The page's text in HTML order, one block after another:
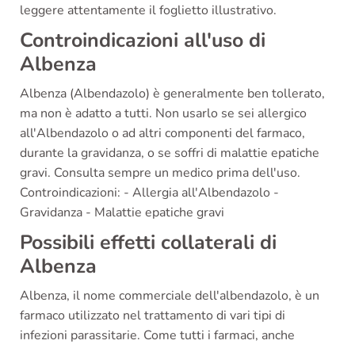
leggere attentamente il foglietto illustrativo.
Controindicazioni all'uso di
Albenza
Albenza (Albendazolo) è generalmente ben tollerato,
ma non è adatto a tutti. Non usarlo se sei allergico
all'Albendazolo o ad altri componenti del farmaco,
durante la gravidanza, o se soffri di malattie epatiche
gravi. Consulta sempre un medico prima dell'uso.
Controindicazioni: - Allergia all'Albendazolo -
Gravidanza - Malattie epatiche gravi
Possibili effetti collaterali di
Albenza
Albenza, il nome commerciale dell'albendazolo, è un
farmaco utilizzato nel trattamento di vari tipi di
infezioni parassitarie. Come tutti i farmaci, anche